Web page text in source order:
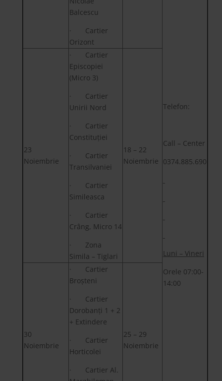
Balcescu
· Cartier
Orizont
Telefon:
Call – Center
0374.885.690
Luni – Vineri
Orele 07:00-
14:00
23
Noiembrie
· Cartier
Episcopiei
(Micro 3)
· Cartier
Unirii Nord
· Cartier
Constituției
· Cartier
Transilvaniei
· Cartier
Simileasca
· Cartier
Crâng, Micro 14
· Zona
Simila – Tiglari
18 – 22
Noiembrie
30
Noiembrie
· Cartier
Broșteni
· Cartier
Dorobanți 1 + 2
+ Extindere
· Cartier
Horticolei
· Cartier Al.
25 – 29
Noiembrie